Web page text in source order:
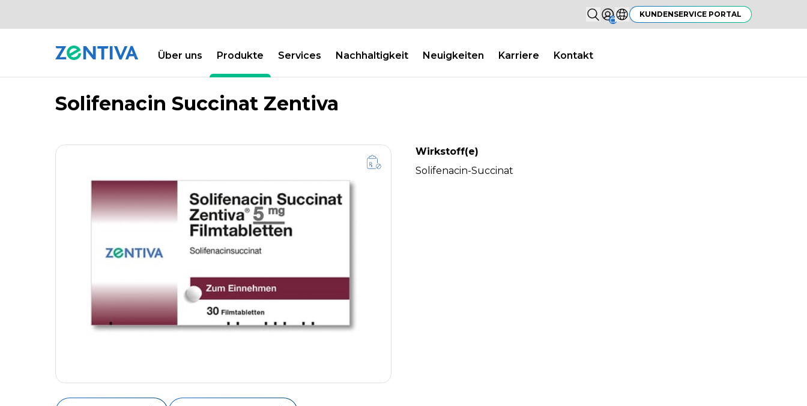
Suchen...
Sign in
Land auswählen
KUNDENSERVICE PORTAL
Über uns Produkte Services Nachhaltigkeit Neuigkeiten Karriere Kontakt
PRODUKTE PRODUKTDATENBANK
Solifenacin Succinat Zentiva
Wirkstoff(e)
Solifenacin-Succinat